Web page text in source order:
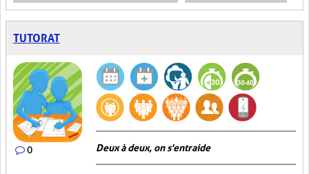
TUTORAT
0 Deux à deux, on s'entraide